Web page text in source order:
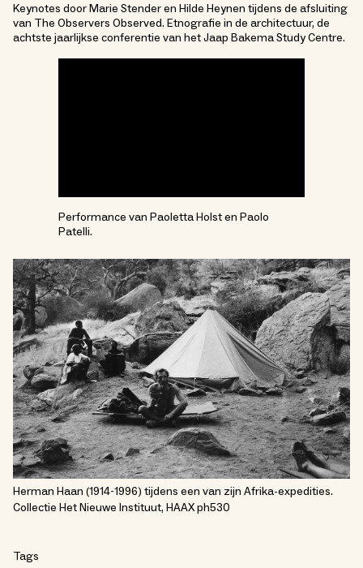
Keynotes door Marie Stender en Hilde Heynen tijdens de afsluiting
van The Observers Observed. Etnografie in de architectuur, de
achtste jaarlijkse conferentie van het Jaap Bakema Study Centre.
Performance van Paoletta Holst en Paolo
Patelli.
Herman Haan (1914-1996) tijdens een van zijn Afrika-expedities.
Collectie Het Nieuwe Instituut, HAAX ph530
Tags